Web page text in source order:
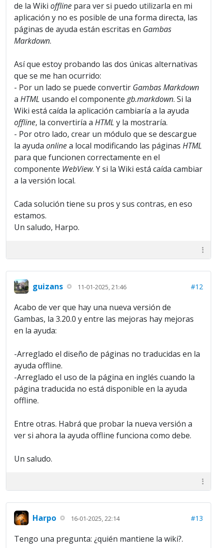
de la Wiki offline para ver si puedo utilizarla en mi
aplicación y no es posible de una forma directa, las
páginas de ayuda están escritas en Gambas
Markdown.
Así que estoy probando las dos únicas alternativas
que se me han ocurrido:
- Por un lado se puede convertir Gambas Markdown
a HTML usando el componente gb.markdown. Si la
Wiki está caída la aplicación cambiaría a la ayuda
offline, la convertiría a HTML y la mostraría.
- Por otro lado, crear un módulo que se descargue
la ayuda onlinea local modificando las páginas HTML
para que funcionen correctamente en el
componente WebView. Y si la Wiki está caída cambiar
a la versión local.
Cada solución tiene su pros y sus contras, en eso
estamos.
Un saludo, Harpo.
guizans 11-01-2025, 21:46 #12
Acabo de ver que hay una nueva versión de
Gambas, la 3.20.0 y entre las mejoras hay mejoras
en la ayuda:
-Arreglado el diseño de páginas no traducidas en la
ayuda offline.
-Arreglado el uso de la página en inglés cuando la
página traducida no está disponible en la ayuda
offline.
Entre otras. Habrá que probar la nueva versión a
ver si ahora la ayuda offline funciona como debe.
Un saludo.
Harpo 16-01-2025, 22:14 #13
Tengo una pregunta: ¿quién mantiene la wiki?.